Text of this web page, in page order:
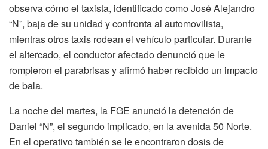
observa cómo el taxista, identificado como José Alejandro
“N”, baja de su unidad y confronta al automovilista,
mientras otros taxis rodean el vehículo particular. Durante
el altercado, el conductor afectado denunció que le
rompieron el parabrisas y afirmó haber recibido un impacto
de bala.
La noche del martes, la FGE anunció la detención de
Daniel “N”, el segundo implicado, en la avenida 50 Norte.
En el operativo también se le encontraron dosis de